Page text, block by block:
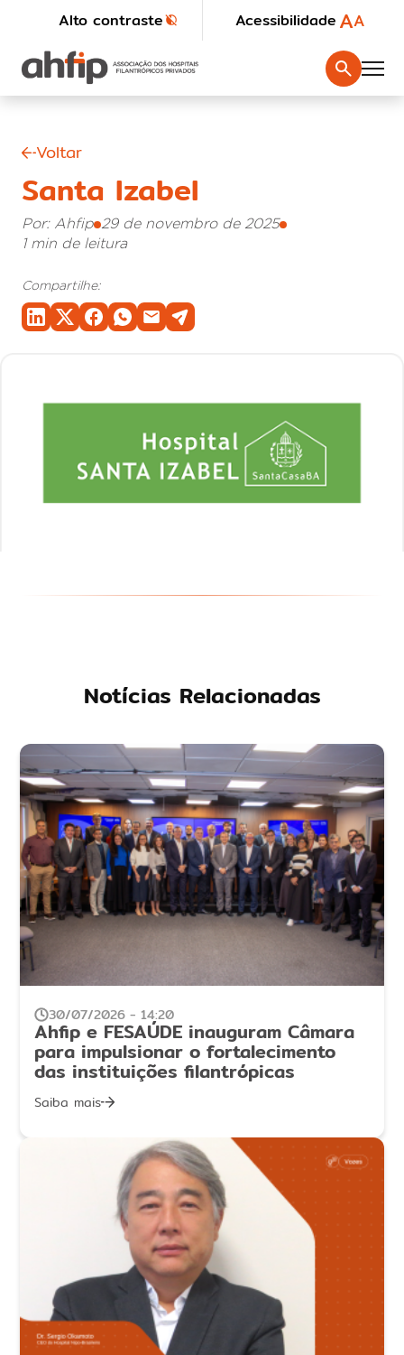
Alto contraste Acessibilidade AA
Voltar
Santa Izabel
Por: Ahfip 29 de novembro de 2025
1 min de leitura
Compartilhe:
Notícias Relacionadas
30/07/2026 - 14:20
Ahfip e FESAÚDE inauguram Câmara
para impulsionar o fortalecimento
das instituições filantrópicas
Saiba mais